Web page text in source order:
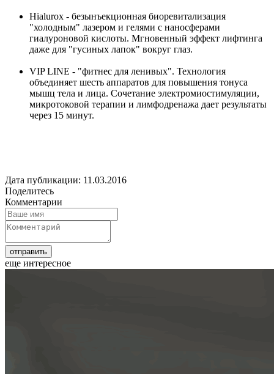
Hialurox - безынъекционная биоревитализация
"холодным" лазером и гелями с наносферами
гиалуроновой кислоты. Мгновенный эффект лифтинга
даже для "гусиных лапок" вокруг глаз.
VIP LINE - "фитнес для ленивых". Технология
объединяет шесть аппаратов для повышения тонуса
мышц тела и лица. Сочетание электромиостимуляции,
микротоковой терапии и лимфодренажа дает результаты
через 15 минут.
Дата публикации: 11.03.2016
Поделитесь
Комментарии
еще интересное